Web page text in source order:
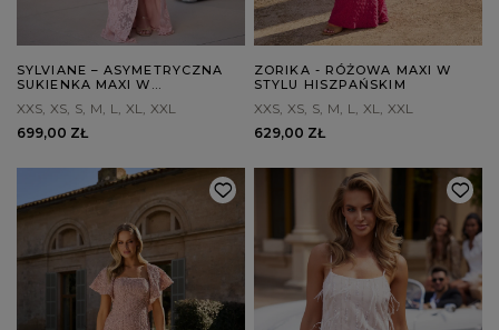
SYLVIANE – ASYMETRYCZNA
SUKIENKA MAXI W
XXS XS S M L XL XXL
699,00 ZŁ
ZORIKA - RÓŻOWA MAXI W
STYLU HISZPAŃSKIM
XXS XS S M L XL XXL
629,00 ZŁ